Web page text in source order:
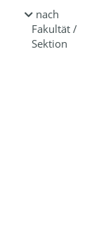
nach
Fakultät /
Sektion